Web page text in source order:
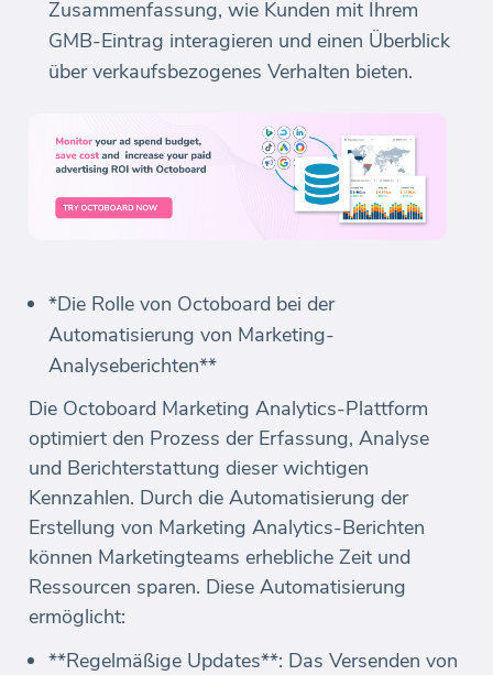
Zusammenfassung, wie Kunden mit Ihrem
GMB-Eintrag interagieren und einen Überblick
über verkaufsbezogenes Verhalten bieten.
*Die Rolle von Octoboard bei der
Automatisierung von Marketing-
Analyseberichten**
Die Octoboard Marketing Analytics-Plattform
optimiert den Prozess der Erfassung, Analyse
und Berichterstattung dieser wichtigen
Kennzahlen. Durch die Automatisierung der
Erstellung von Marketing Analytics-Berichten
können Marketingteams erhebliche Zeit und
Ressourcen sparen. Diese Automatisierung
ermöglicht:
**Regelmäßige Updates**: Das Versenden von